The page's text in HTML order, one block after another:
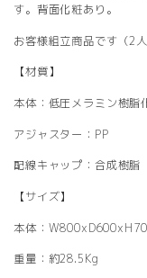
す。背面化粧あり。
お客様組立商品です（2
【材質】
本体：低圧メラミン樹脂
アジャスター：PP
配線キャップ：合成樹脂
【サイズ】
本体：
重量：約28.5Kg